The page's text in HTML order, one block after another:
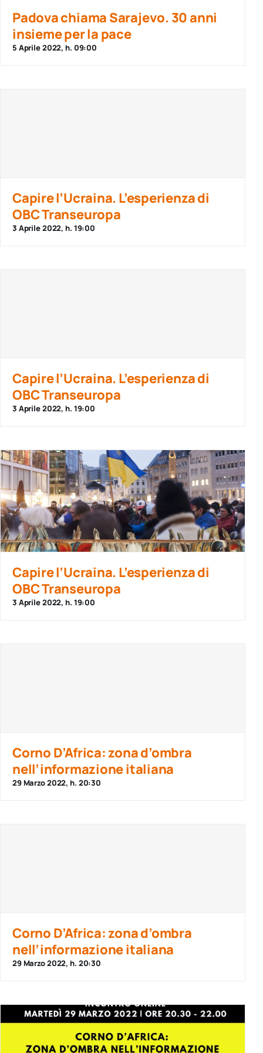
Newsletter
Padova chiama Sarajevo. 30 anni
insieme per la pace
5 Aprile 2022, h. 09:00
Capire l’Ucraina. L’esperienza di
OBC Transeuropa
3 Aprile 2022, h. 19:00
Capire l’Ucraina. L’esperienza di
OBC Transeuropa
3 Aprile 2022, h. 19:00
Capire l’Ucraina. L’esperienza di
OBC Transeuropa
3 Aprile 2022, h. 19:00
Corno D’Africa: zona d’ombra
nell’informazione italiana
29 Marzo 2022, h. 20:30
Corno D’Africa: zona d’ombra
nell’informazione italiana
29 Marzo 2022, h. 20:30